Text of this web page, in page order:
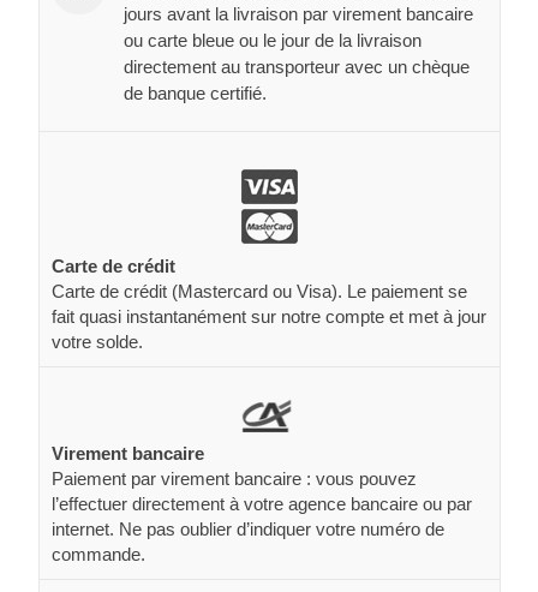
jours avant la livraison par virement bancaire
ou carte bleue ou le jour de la livraison
directement au transporteur avec un chèque
de banque certifié.
Carte de crédit
Carte de crédit (Mastercard ou Visa). Le paiement se
fait quasi instantanément sur notre compte et met à jour
votre solde.
Virement bancaire
Paiement par virement bancaire : vous pouvez
l’effectuer directement à votre agence bancaire ou par
internet. Ne pas oublier d’indiquer votre numéro de
commande.